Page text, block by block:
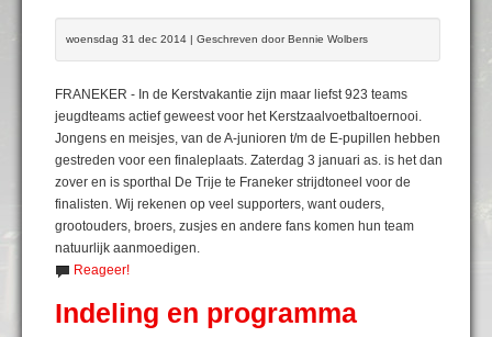
woensdag 31 dec 2014 | Geschreven door Bennie Wolbers
FRANEKER - In de Kerstvakantie zijn maar liefst 923 teams
jeugdteams actief geweest voor het Kerstzaalvoetbaltoernooi.
Jongens en meisjes, van de A-junioren t/m de E-pupillen hebben
gestreden voor een finaleplaats. Zaterdag 3 januari as. is het dan
zover en is sporthal De Trije te Franeker strijdtoneel voor de
finalisten. Wij rekenen op veel supporters, want ouders,
grootouders, broers, zusjes en andere fans komen hun team
natuurlijk aanmoedigen.
Reageer!
Indeling en programma